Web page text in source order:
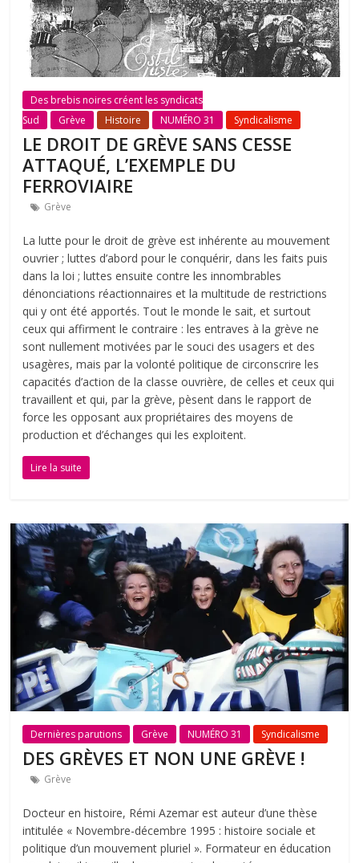
Des brebis noires créent les syndicats
Sud
Grève Histoire NUMÉRO 31 Syndicalisme
LE DROIT DE GRÈVE SANS CESSE
ATTAQUÉ, L’EXEMPLE DU
FERROVIAIRE
Grève
La lutte pour le droit de grève est inhérente au mouvement
ouvrier ; luttes d’abord pour le conquérir, dans les faits puis
dans la loi ; luttes ensuite contre les innombrables
dénonciations réactionnaires et la multitude de restrictions
qui y ont été apportés. Tout le monde le sait, et surtout
ceux qui affirment le contraire : les entraves à la grève ne
sont nullement motivées par le souci des usagers et des
usagères, mais par la volonté politique de circonscrire les
capacités d’action de la classe ouvrière, de celles et ceux qui
travaillent et qui, par la grève, pèsent dans le rapport de
force les opposant aux propriétaires des moyens de
production et d’échanges qui les exploitent.
Lire la suite
Dernières parutions Grève NUMÉRO 31 Syndicalisme
DES GRÈVES ET NON UNE GRÈVE !
Grève
Docteur en histoire, Rémi Azemar est auteur d’une thèse
intitulée « Νοvembre-décembre 1995 : histoire sociale et
politique d’un mouvement pluriel ». Formateur en éducation